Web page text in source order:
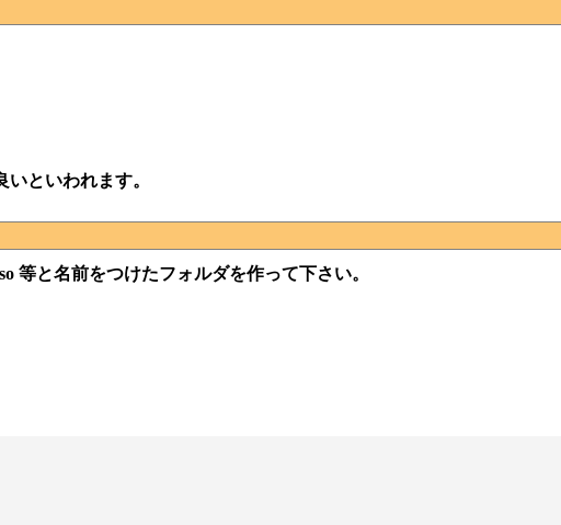
といわれます。
等と名前をつけたフォルダを作って下さい。